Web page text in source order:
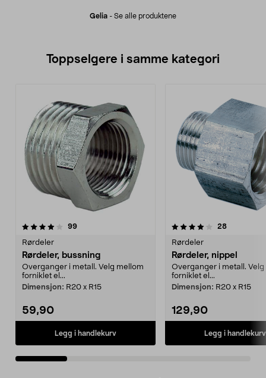
Gelia - Se alle produktene
Toppselgere i samme kategori
99anmeldelser
Rørdeler
Rørdeler, bussning
Overganger i metall. Velg mellom
forniklet el...
Dimensjon: R20 x R15
59,90
Legg i handlekurv
4.0 av 5 stjerner 28
Rørdeler
Rørdeler, nippel
Overganger i metall.
forniklet el...
Dimensjon: R20 x R15
129,90
Legg i handlekurv
4.5 av 5 stjerner